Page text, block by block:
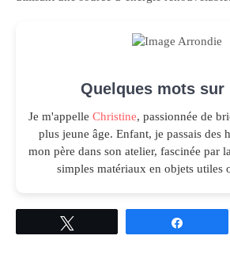
Quelques mots sur
Je m'appelle Christine, passionnée de
plus jeune âge. Enfant, je passais des
mon père dans son atelier, fascinée par
simples matériaux en objets utiles